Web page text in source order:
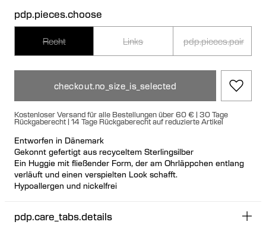
pdp.pieces.choose
Recht Links pdp.pieces.pair
checkout.no_size_is_selected
Kostenloser Versand für alle Bestellungen über 60 € | 30 Tage
Rückgaberecht | 14 Tage Rückgaberecht auf reduzierte Artikel
Entworfen in Dänemark
Gekonnt gefertigt aus recyceltem Sterlingsilber
Ein Huggie mit fließender Form, der am Ohrläppchen entlang
verläuft und einen verspielten Look schafft.
Hypoallergen und nickelfrei
Einzeln oder als Paar erhältlich
pdp.care_tabs.details